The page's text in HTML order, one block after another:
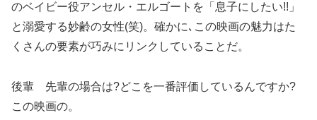
のベイビー役アンセル・エルゴートを「息子にしたい!!」
と溺愛する妙齢の女性(笑)。確かに､この映画の魅力はた
くさんの要素が巧みにリンクしていることだ。
後輩 先輩の場合は?どこを一番評価しているんですか?
この映画の。